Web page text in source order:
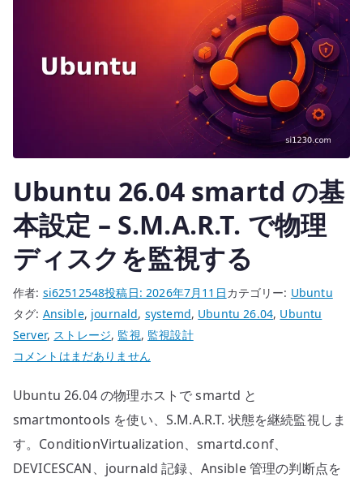
SMART
を
集
す
る
へ
の
Ubuntu 26.04 smartd の基
本設定 – S.M.A.R.T. で物理
ディスクを監視する
作者: si62512548投稿日:2026年7月11日カテゴリー: Ubuntu
タグ: Ansible, journald, systemd, Ubuntu 26.04, Ubuntu
Server, ストレージ, 監視, 監視設計
Ubuntu
smartd
の
基
本
コメントはまだありません
Ubuntu 26.04 の物理ホストで smartd と
smartmontools を使い、S.M.A.R.T. 状態を継続監視しま
す。ConditionVirtualization、smartd.conf、
DEVICESCAN、journald 記録、Ansible 管理の判断点を